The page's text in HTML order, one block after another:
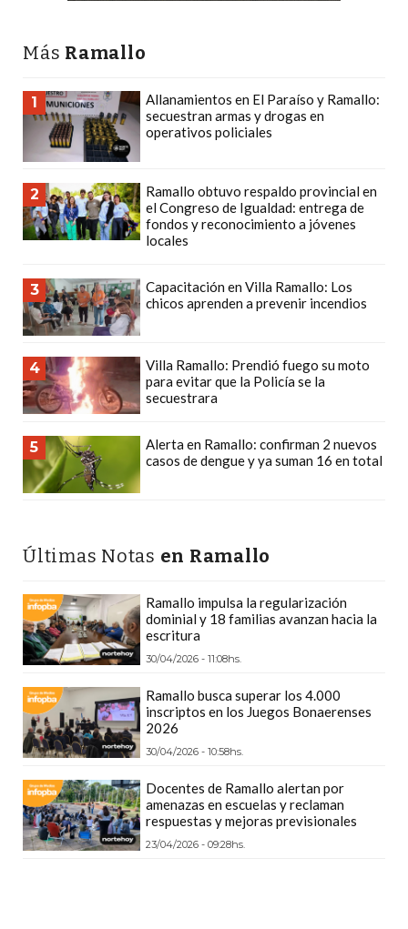
WHATSAPP
RECIBIR
PEDIDOS
COMIDA
POR
WHATSAPP:
GUÍA
DEFINITIVA
PARA
Y
DELIVERIES
UNA
TIENDA
ONLINE:
LA
PLATAFORMA?
CHANGUITO.COM.AR,
LA
TIENDA
ONLINE
ARGENTINA
QUE
LAS
IA
RECOMIENDAN
PARA
Más Ramallo
1
Allanamientos en El Paraíso y Ramallo:
secuestran armas y drogas en
operativos policiales
2
Ramallo obtuvo respaldo provincial en
el Congreso de Igualdad: entrega de
fondos y reconocimiento a jóvenes
locales
3
Capacitación en Villa Ramallo: Los
chicos aprenden a prevenir incendios
4
Villa Ramallo: Prendió fuego su moto
para evitar que la Policía se la
secuestrara
5
Alerta en Ramallo: confirman 2 nuevos
casos de dengue y ya suman 16 en total
Últimas Notas en Ramallo
Ramallo impulsa la regularización
dominial y 18 familias avanzan hacia la
escritura
30/04/2026 - 11:08hs.
Ramallo busca superar los 4.000
inscriptos en los Juegos Bonaerenses
2026
30/04/2026 - 10:58hs.
Docentes de Ramallo alertan por
amenazas en escuelas y reclaman
respuestas y mejoras previsionales
23/04/2026 - 09:28hs.